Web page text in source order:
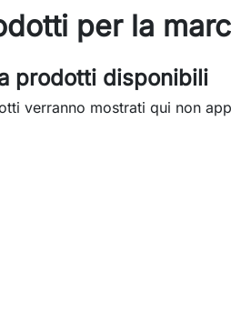
per la
prodotti disponibili
verranno mostrati qui non